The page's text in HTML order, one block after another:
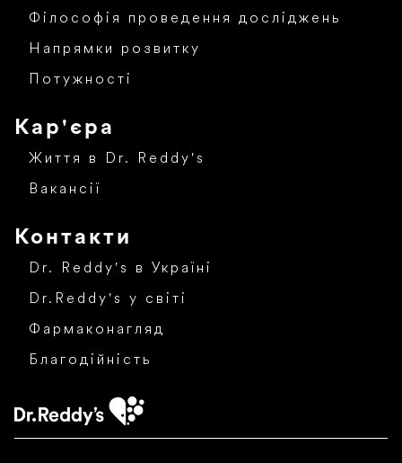
Філософія проведення досліджень
Напрямки розвитку
Потужності
Кар'єра
Життя в Dr. Reddy's
Вакансії
Контакти
Dr. Reddy's в Україні
Dr.Reddy's у світі
Фармаконагляд
Благодійність